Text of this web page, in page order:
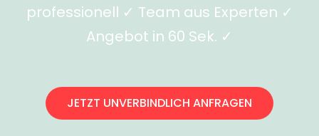
professionell ✓ Team aus Experten ✓
Angebot in 60 Sek. ✓
JETZT UNVERBINDLICH ANFRAGEN